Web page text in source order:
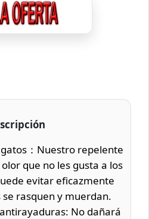
：Nuestro repelente
que no les gusta a los
evitar eficazmente
rasquen y muerdan.
No dañará